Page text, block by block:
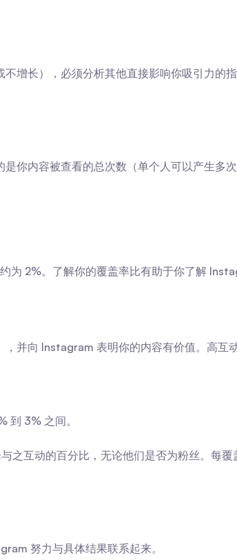
增长），必须分析其他直接影响你吸引力的
是你内容被查看的总次数（单个人可以产生多
为 2%。了解你的覆盖率比有助于你了解
并向 Instagram 表明你的内容有价值。高
到 3% 之间。
之互动的百分比，无论他们是否为粉丝。每
努力与具体结果联系起来。